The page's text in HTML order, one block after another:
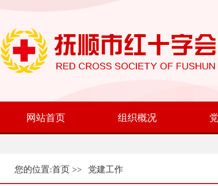
网站首页 组织概况
您的位置:首页 >> 党建工作